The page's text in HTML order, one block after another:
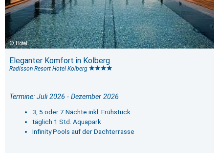
Hotel
Eleganter Komfort in Kolberg
Radisson Resort Hotel Kolberg
Termine: Juli 2026 - Dezember 2026
3, 5 oder 7 Nächte inkl. Frühstück
täglich 1 Std. Aquapark
Infinity Pools auf der Dachterrasse